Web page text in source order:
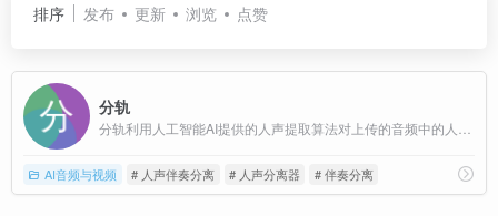
排序 发布 更新 浏览 点赞
分轨
AI音频与视频 # 人声伴奏分离 # 人声分离器 # 伴奏分离